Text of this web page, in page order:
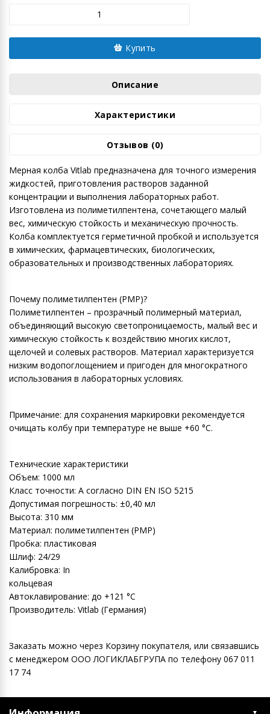
Купить
Описание
Характеристики
Отзывов (0)
Мерная колба Vitlab предназначена для точного измерения
жидкостей, приготовления растворов заданной
концентрации и выполнения лабораторных работ.
Изготовлена ​​из полиметилпентена, сочетающего малый
вес, химическую стойкость и механическую прочность.
Колба комплектуется герметичной пробкой и используется
в химических, фармацевтических, биологических,
образовательных и производственных лабораториях.
Почему полиметилпентен (PMP)?
Полиметилпентен – прозрачный полимерный материал,
объединяющий высокую светопроницаемость, малый вес и
химическую стойкость к воздействию многих кислот,
щелочей и солевых растворов. Материал характеризуется
низким водопоглощением и пригоден для многократного
использования в лабораторных условиях.
Примечание: для сохранения маркировки рекомендуется
очищать колбу при температуре не выше +60 °C.
Технические характеристики
Объем: 1000 мл
Класс точности: А согласно DIN EN ISO 5215
Допустимая погрешность: ±0,40 мл
Высота: 310 мм
Материал: полиметилпентен (PMP)
Пробка: пластиковая
Шлиф: 24/29
Калибровка: In
кольцевая
Автоклавирование: до +121 °C
Производитель: Vitlab (Германия)
Заказать можно через Корзину покупателя, или связавшись
с менеджером ООО ЛОГИКЛАБГРУПА по телефону 067 011
17 74